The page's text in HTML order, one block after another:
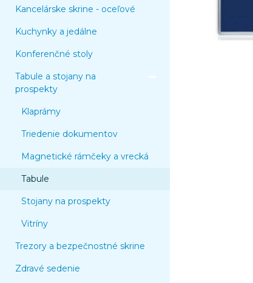
Kancelárske skrine - oceľové
Kuchynky a jedálne
Konferenčné stoly
Tabule a stojany na
prospekty
Klaprámy
Triedenie dokumentov
Magnetické rámčeky a vrecká
Tabule
Stojany na prospekty
Vitríny
Trezory a bezpečnostné skrine
Zdravé sedenie